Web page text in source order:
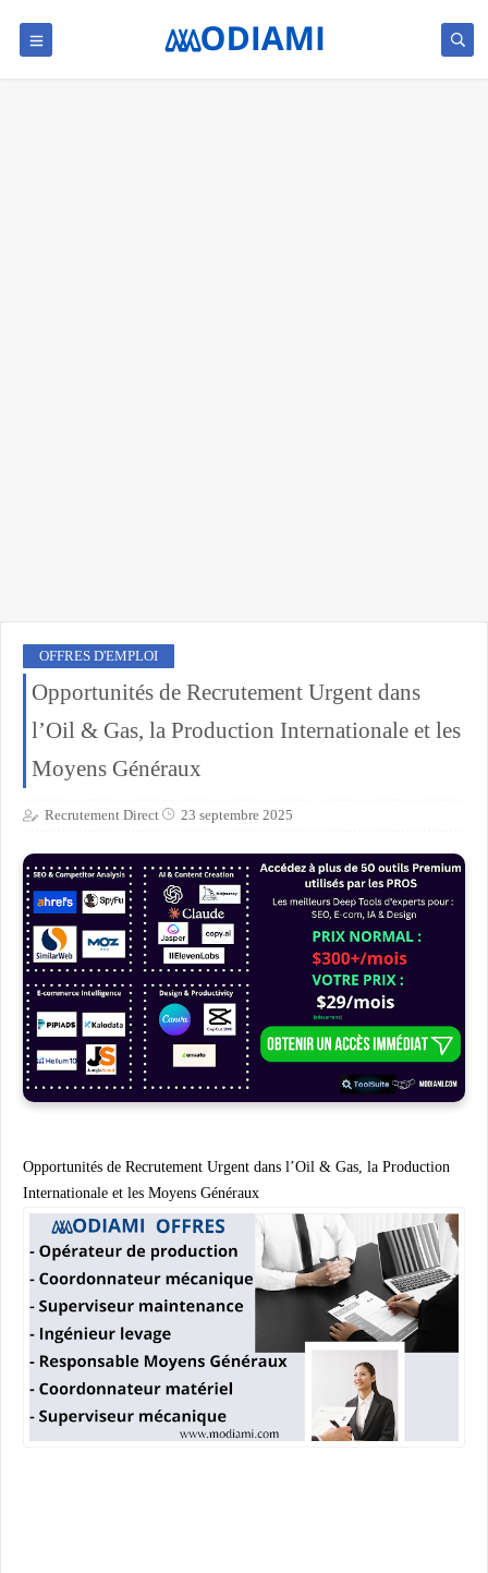
OFFRES D'EMPLOI
Opportunités de Recrutement Urgent dans
l’Oil & Gas, la Production Internationale et les
Moyens Généraux
Recrutement Direct 23 septembre 2025
Opportunités de Recrutement Urgent dans l’Oil & Gas, la Production
Internationale et les Moyens Généraux